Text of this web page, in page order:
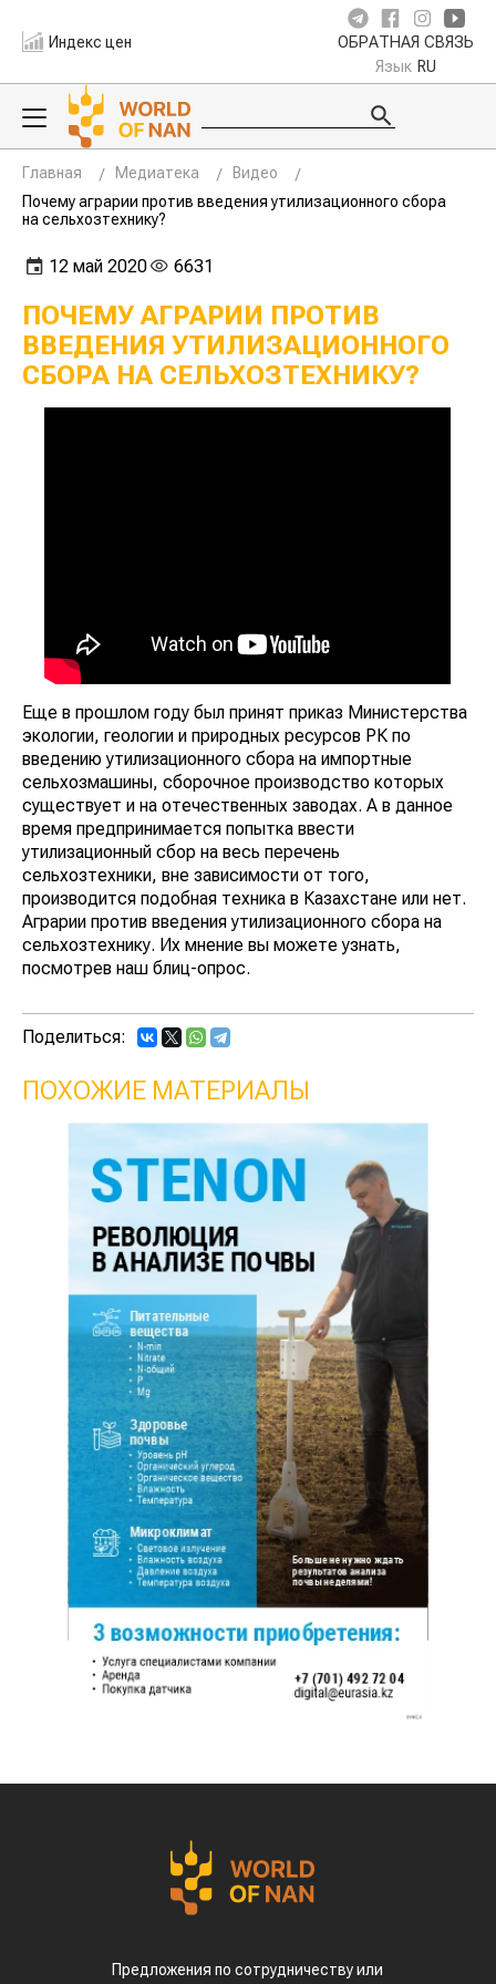
Индекс цен ОБРАТНАЯ СВЯЗЬ
Язык RU
Главная Медиатека
Видео
Почему аграрии против введения утилизационного сбора
на сельхозтехнику?
12 май 2020 6631
ПОЧЕМУ АГРАРИИ ПРОТИВ
ВВЕДЕНИЯ УТИЛИЗАЦИОННОГО
СБОРА НА СЕЛЬХОЗТЕХНИКУ?
Еще в прошлом году был принят приказ Министерства
экологии, геологии и природных ресурсов РК по
введению утилизационного сбора на импортные
сельхозмашины, сборочное производство которых
существует и на отечественных заводах. А в данное
время предпринимается попытка ввести
утилизационный сбор на весь перечень
сельхозтехники, вне зависимости от того,
производится подобная техника в Казахстане или нет.
Аграрии против введения утилизационного сбора на
сельхозтехнику. Их мнение вы можете узнать,
посмотрев наш блиц-опрос.
Поделиться:
ПОХОЖИЕ МАТЕРИАЛЫ
Предложения по сотрудничеству или